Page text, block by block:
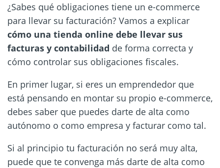
¿Sabes qué obligaciones tiene un e-commerce
para llevar su facturación? Vamos a explicar
cómo una tienda online debe llevar sus
facturas y contabilidad de forma correcta y
cómo controlar sus obligaciones fiscales.
En primer lugar, si eres un emprendedor que
está pensando en montar su propio e-commerce,
debes saber que puedes darte de alta como
autónomo o como empresa y facturar como tal.
Si al principio tu facturación no será muy alta,
puede que te convenga más darte de alta como